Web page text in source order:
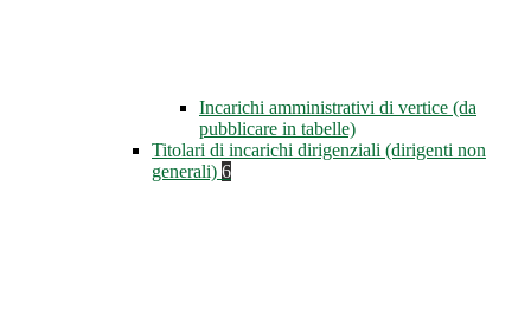
Incarichi amministrativi di vertice (da
pubblicare in tabelle)
Titolari di incarichi dirigenziali (dirigenti non
generali) 6